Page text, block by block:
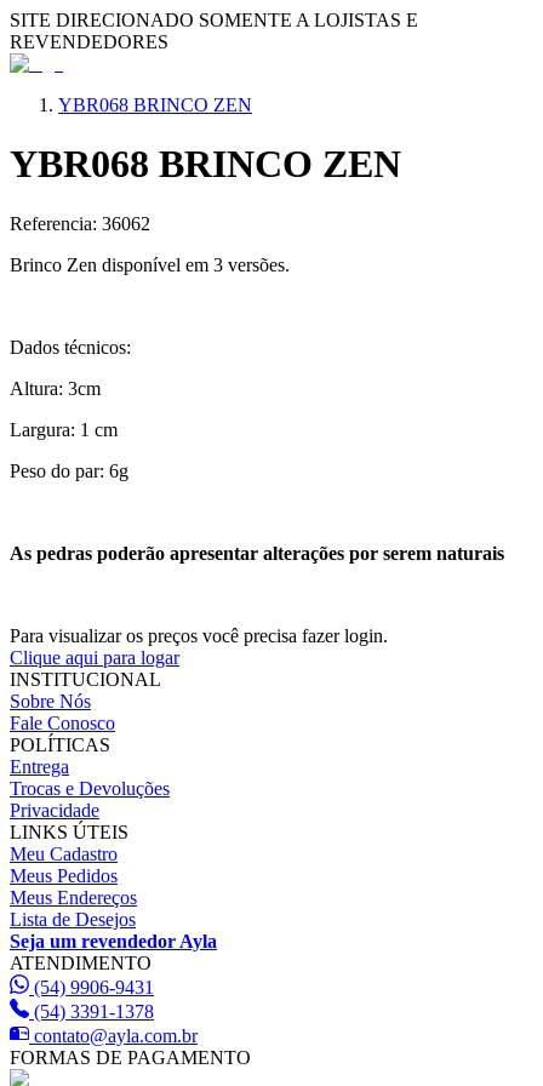
SITE DIRECIONADO SOMENTE A LOJISTAS E
REVENDEDORES
YBR068 BRINCO ZEN
YBR068 BRINCO ZEN
Referencia: 36062
Brinco Zen disponível em 3 versões.
Dados técnicos:
Altura: 3cm
Largura: 1 cm
Peso do par: 6g
As pedras poderão apresentar alterações por serem naturais
Para visualizar os preços você precisa fazer login.
Clique aqui para logar
INSTITUCIONAL
Sobre Nós
Fale Conosco
POLÍTICAS
Entrega
Trocas e Devoluções
Privacidade
LINKS ÚTEIS
Meu Cadastro
Meus Pedidos
Meus Endereços
Lista de Desejos
Seja um revendedor Ayla
ATENDIMENTO
(54) 9906-9431
(54) 3391-1378
contato@ayla.com.br
FORMAS DE PAGAMENTO